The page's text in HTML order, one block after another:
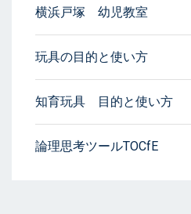
横浜戸塚 幼児教室
玩具の目的と使い方
知育玩具 目的と使い方
論理思考ツールTOCfE